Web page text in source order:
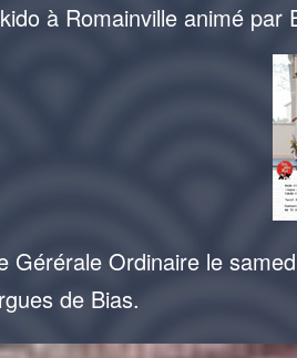
à Romainville animé
Gérérale Ordinaire le
de Bias.